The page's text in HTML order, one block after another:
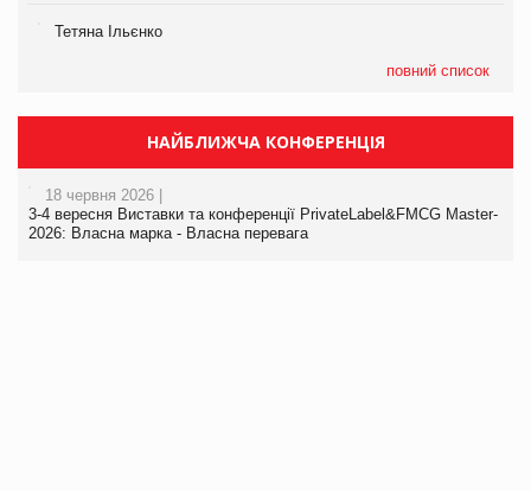
Тетяна Ільєнко
повний список
НАЙБЛИЖЧА КОНФЕРЕНЦІЯ
18 червня 2026 |
3-4 вересня Виставки та конференції PrivateLabel&FMCG Master-
2026: Власна марка - Власна перевага